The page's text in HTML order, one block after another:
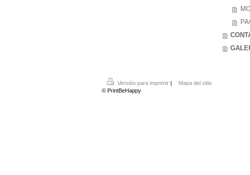
Versión para imprimir |
Mapa del sitio
© PrintBeHappy